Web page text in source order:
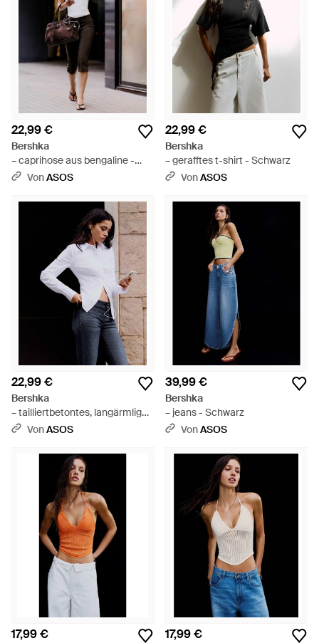
22,99 €
Bershka
– caprihose aus bengaline -
Schwarz
VonASOS
22,99 €
Bershka
– gerafftes t-shirt - Schwarz
VonASOS
22,99 €
Bershka
– tailliertbetontes, langärmliges
hemd - Schwarz
VonASOS
39,99 €
Bershka
– jeans - Schwarz
VonASOS
17,99 € 17,99 €